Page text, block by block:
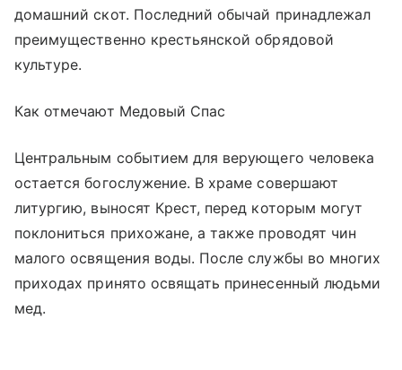
домашний скот. Последний обычай принадлежал
преимущественно крестьянской обрядовой
культуре.
Как отмечают Медовый Спас
Центральным событием для верующего человека
остается богослужение. В храме совершают
литургию, выносят Крест, перед которым могут
поклониться прихожане, а также проводят чин
малого освящения воды. После службы во многих
приходах принято освящать принесенный людьми
мед.